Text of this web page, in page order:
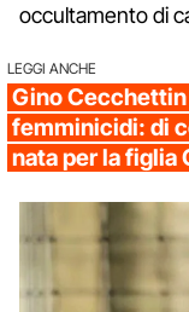
occultamento di
LEGGI ANCHE
Gino Cecchettin
femminicidi: di
nata per la figlia